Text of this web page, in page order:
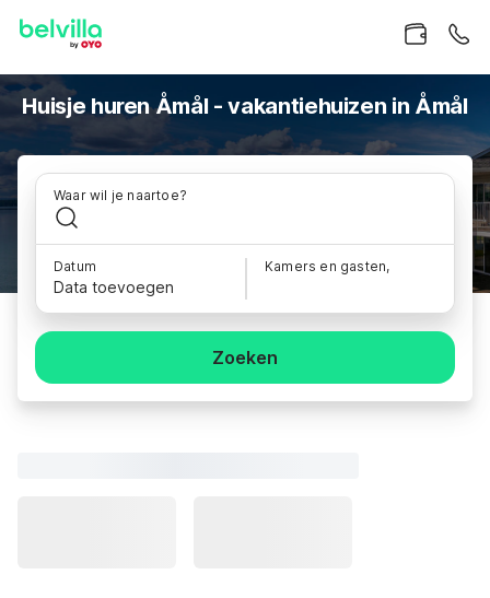
Huisje huren Åmål - vakantiehuizen in Åmål
Waar wil je naartoe?
Datum
Data toevoegen
Kamers en gasten,
Zoeken